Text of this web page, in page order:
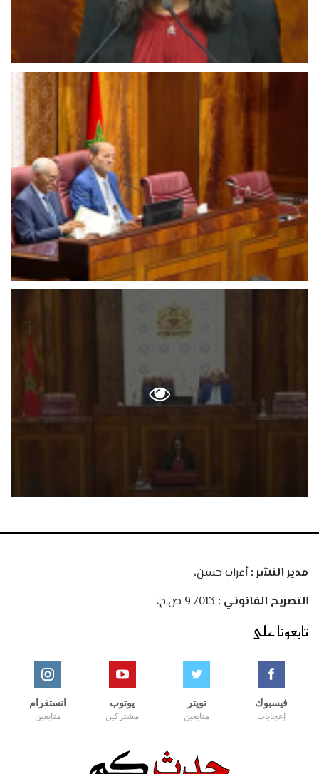
مدير النشر :أعراب حسن،
التصريح القانوني :
تابعونا على
فيسبوك
إعجابات
تويتر
متابعين
يوتوب
مشتركين
انستغرام
متابعين